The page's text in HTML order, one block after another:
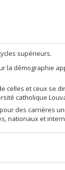
supérieurs.
la démographie
celles et ceux se
catholique
des carrières
nationaux et